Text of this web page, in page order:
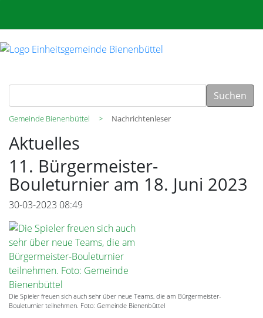
Suchen
Gemeinde Bienenbüttel Nachrichtenleser
Aktuelles
11. Bürgermeister-
Bouleturnier am 18. Juni 2023
30-03-2023 08:49
Die Spieler freuen sich auch sehr über neue Teams, die am Bürgermeister-
Bouleturnier teilnehmen. Foto: Gemeinde Bienenbüttel